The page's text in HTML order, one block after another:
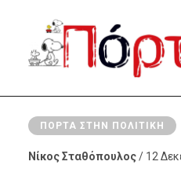
ΠΌΡΤΑ ΣΤΗΝ ΠΟΛΙΤΙΚΉ
Νίκος Σταθόπουλος/ 12